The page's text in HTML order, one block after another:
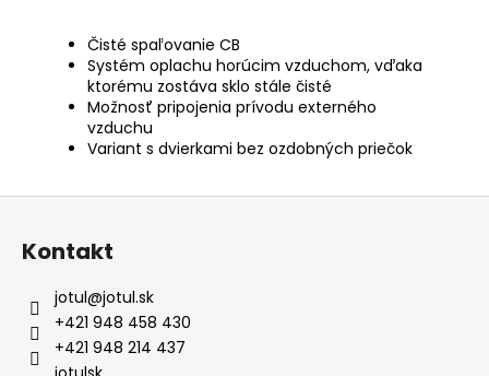
Čisté spaľovanie CB
Systém oplachu horúcim vzduchom, vďaka
ktorému zostáva sklo stále čisté
Možnosť pripojenia prívodu externého
vzduchu
Variant s dvierkami bez ozdobných priečok
Z
Kontakt
jotul@jotul.sk
+421 948 458 430
+421 948 214 437